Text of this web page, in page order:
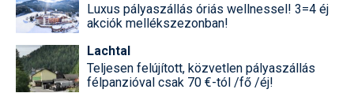
Luxus pályaszállás óriás wellnessel! 3=4 éj
akciók mellékszezonban!
Lachtal
Teljesen felújított, közvetlen pályaszállás
félpanzióval csak 70 €-tól /fő /éj!